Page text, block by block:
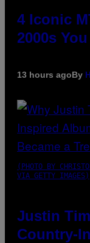
4 Iconic
2000s
13 hours agoBy
(PHOTO BY
VIA GETTY IMAGES)
Justin
Country-